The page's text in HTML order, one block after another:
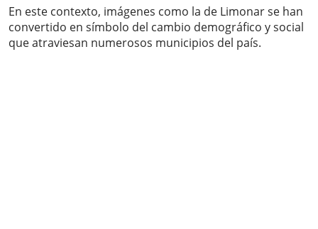
En este contexto, imágenes como la de Limonar se han
convertido en símbolo del cambio demográfico y social
que atraviesan numerosos municipios del país.